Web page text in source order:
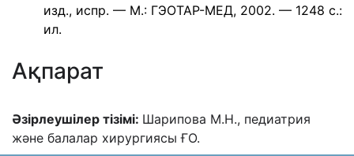
изд., испр. — М.: ГЭОТАР-МЕД, 2002. — 1248 с.:
ил.
Ақпарат
Əзірлеушілер тізімі: Шарипова М.Н., педиатрия
жəне балалар хирургиясы ҒО.